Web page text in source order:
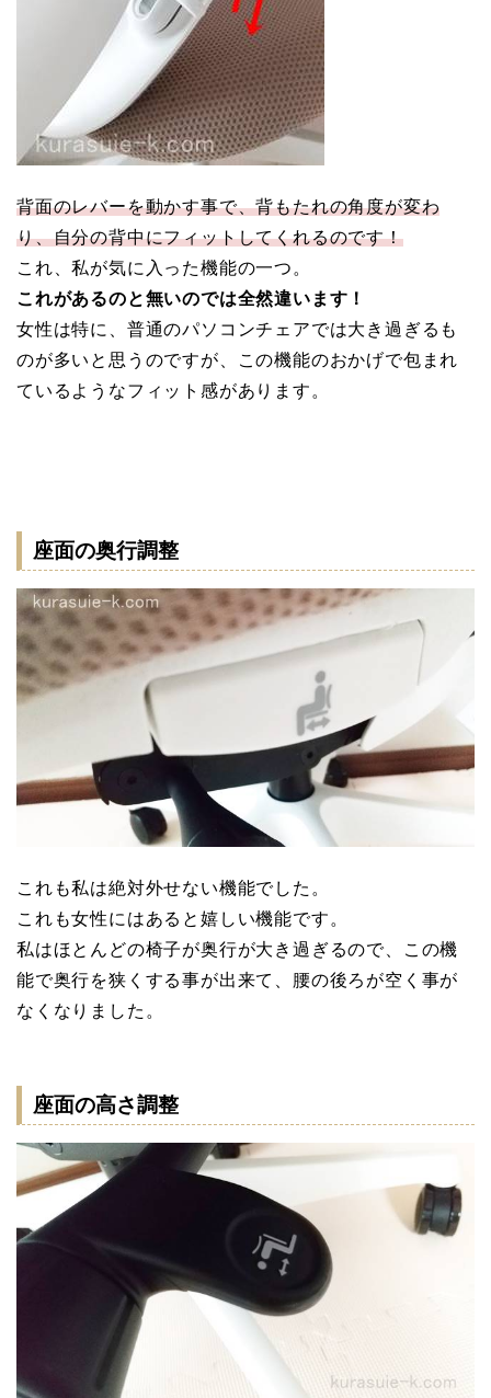
背面のレバーを動かす事で、背もたれの角度が変わ
り、自分の背中にフィットしてくれるのです！
これ、私が気に入った機能の一つ。
これがあるのと無いのでは全然違います！
女性は特に、普通のパソコンチェアでは大き過ぎるも
のが多いと思うのですが、この機能のおかげで包まれ
ているようなフィット感があります。
座面の奥行調整
これも私は絶対外せない機能でした。
これも女性にはあると嬉しい機能です。
私はほとんどの椅子が奥行が大き過ぎるので、この機
能で奥行を狭くする事が出来て、腰の後ろが空く事が
なくなりました。
座面の高さ調整